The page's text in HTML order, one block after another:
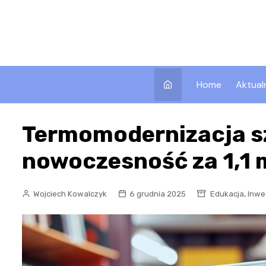
Home
Termomodernizacja
nowoczesność za 1,1
Wojciech Kowalczyk 6 grudnia 2025 Edukacja,